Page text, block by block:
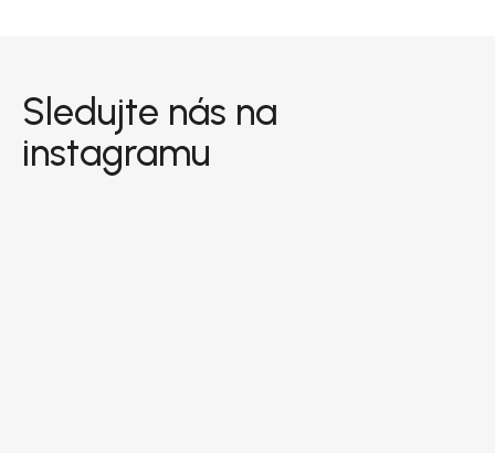
Sledujte nás na
instagramu